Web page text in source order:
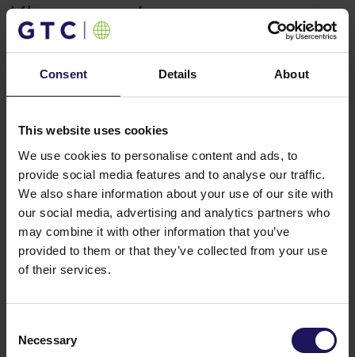
Consent Details About
This website uses cookies
We use cookies to personalise content and ads, to
provide social media features and to analyse our traffic.
We also share information about your use of our site with
our social media, advertising and analytics partners who
may combine it with other information that you’ve
provided to them or that they’ve collected from your use
of their services.
Selection
Necessary
Kluczowe dane
Unikalna lokalizacja - symboliczna brama
do miasta
Tarasy na 3, 4, 8 i 12 piętrze z unikalnym
Największy parking w mieście
Doskonała dostępność z innych obszarów miasta